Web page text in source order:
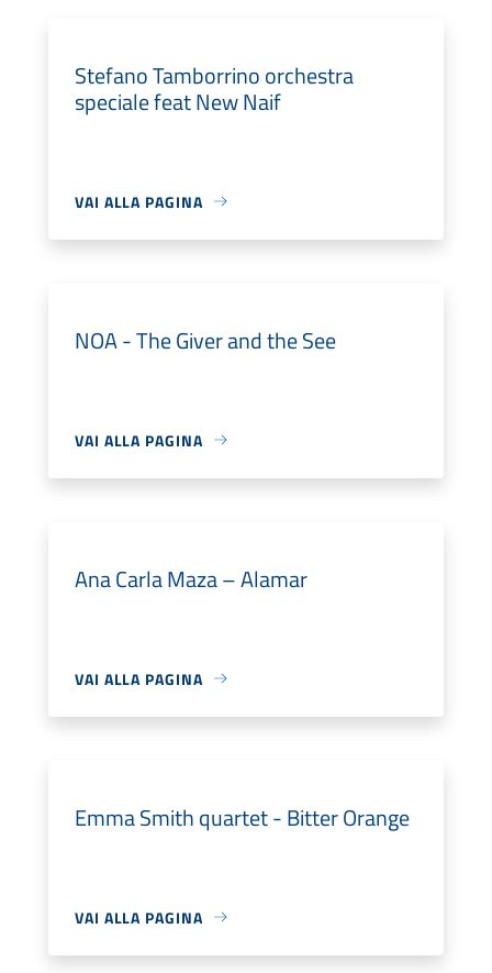
Stefano Tamborrino orchestra
speciale feat New Naif
VAI ALLA PAGINA
NOA - The Giver and the See
VAI ALLA PAGINA
Ana Carla Maza – Alamar
VAI ALLA PAGINA
Emma Smith quartet - Bitter Orange
VAI ALLA PAGINA